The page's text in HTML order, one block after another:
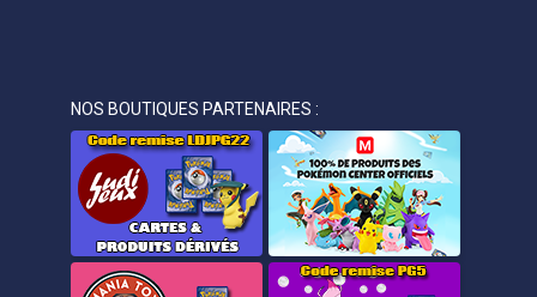
NOS BOUTIQUES PARTENAIRES :